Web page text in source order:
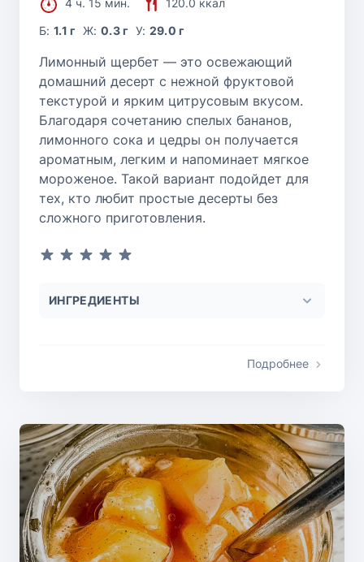
4 ч. 15 мин.
120.0 ккал
Б:1.1 г Ж: 0.3 г У: 29.0 г
Лимонный щербет — это освежающий
домашний десерт с нежной фруктовой
текстурой и ярким цитрусовым вкусом.
Благодаря сочетанию спелых бананов,
лимонного сока и цедры он получается
ароматным, легким и напоминает мягкое
мороженое. Такой вариант подойдет для
тех, кто любит простые десерты без
сложного приготовления.
ИНГРЕДИЕНТЫ
Подробнее